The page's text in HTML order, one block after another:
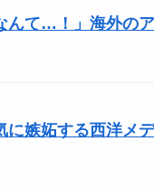
て…！」海外の
嫉妬する西洋メ